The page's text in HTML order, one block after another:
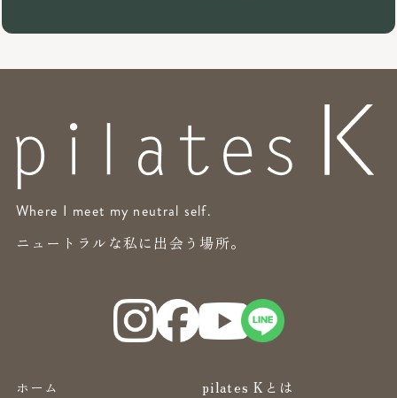
Where I meet my neutral self.
ニュートラルな私に出会う場所。
ホーム
pilates Kとは